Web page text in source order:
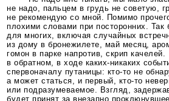
не надо, пальцем в грудь не советую,
не рекомендую со мной. Помимо
плохими словами при посторонних. Так
для многих, включая случайных
из дому в бронежилете, май месяц,
гомон в парке напротив, скрип
в обратном, в ходе каких-никаких
спервоначалу путаницы: кто-то не
а может статься, и первый, кто-то
или подразумеваемое. Взгляд,
будет принят за внезапно